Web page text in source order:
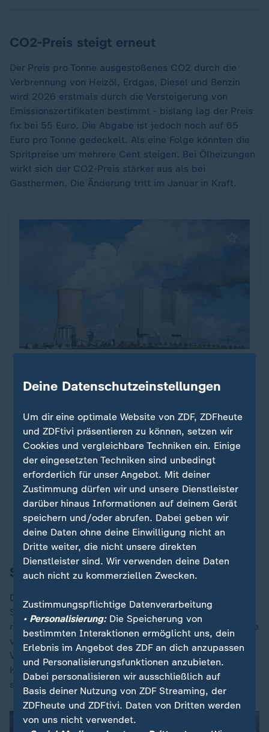
CO2-Preis steigt erneut
Der Preis pro Tonne ausgestoßenes CO2 durch die
Verbrennung von Heizöl, Erdgas, Diesel und Benzin
wird 2026 erstmals durch die Versteigerung von
Emissionszertifikaten bestimmt - bislang lag der Preis
fix bei 55 Euro. Die Abgabe ist jedoch noch auf 65
Euro pro Tonne gedeckelt. Als eine Folge könnten die
Spritpreise um mehrere Cent steigen. Bei Ölheizungen
wirkt sich der CO2-Preis stärker aus als bei
Gasthermen. Die Änderung tritt im Januar in Kraft.
EU führt CO2-Grenzausgleich ein:
Ab Anfang 2026 müssen Importeure von
bestimmten Rohstoffen für CO2-Emissionen
zahlen. Die EU will einen fairen Wettbewerb trotz
Klimaschutz, doch Firmen warnen vor neuen
Hürden.
von Lisa Brockschmidt, Karen Grass und Anne Sophie Feil
mit Video 1:43
Stromnetzentgelte sinken
Die Gebühren, die Stromkunden für die Nutzung der
Stromnetze zahlen, sinken im kommenden Jahr in den
meisten Regionen. Ein staatlicher Zuschuss in der Höhe
von 6,5 Milliarden Euro sorgt dafür, dass die
Verteilnetzentgelte im Schnitt um 2,2 Cent pro
Kilowattstunde sinken. Regional gibt es allerdings
starke Unterschiede.
Deine Datenschutzeinstellungen
Um dir eine optimale Website von ZDF, ZDFheute
und ZDFtivi präsentieren zu können, setzen wir
Cookies und vergleichbare Techniken ein. Einige
der eingesetzten Techniken sind unbedingt
erforderlich für unser Angebot. Mit deiner
Zustimmung dürfen wir und unsere Dienstleister
darüber hinaus Informationen auf deinem Gerät
speichern und/oder abrufen. Dabei geben wir
deine Daten ohne deine Einwilligung nicht an
Dritte weiter, die nicht unsere direkten
Dienstleister sind. Wir verwenden deine Daten
auch nicht zu kommerziellen Zwecken.
Zustimmungspflichtige Datenverarbeitung
• Personalisierung:Die Speicherung von
bestimmten Interaktionen ermöglicht uns, dein
Erlebnis im Angebot des ZDF an dich anzupassen
und Personalisierungsfunktionen anzubieten.
Dabei personalisieren wir ausschließlich auf
Basis deiner Nutzung von ZDF Streaming, der
ZDFheute und ZDFtivi. Daten von Dritten werden
von uns nicht verwendet.